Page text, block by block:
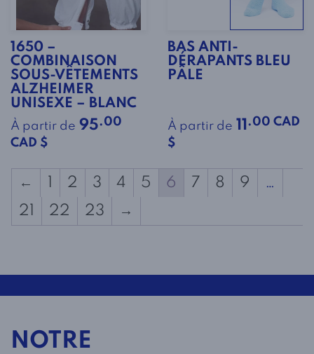
1650 –
COMBINAISON
SOUS-VÊTEMENTS
ALZHEIMER
UNISEXE – BLANC
À partir de 95.00
CAD $
BAS ANTI-
DÉRAPANTS BLEU
PÂLE
À partir de 11 .00 CAD
$
← 2 3 4 5 6 7 8 9
…
21
22 23 →
NOTRE